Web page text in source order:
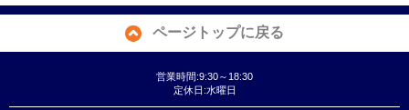
ページトップに戻る
営業時間:9:30～18:30
定休日:水曜日